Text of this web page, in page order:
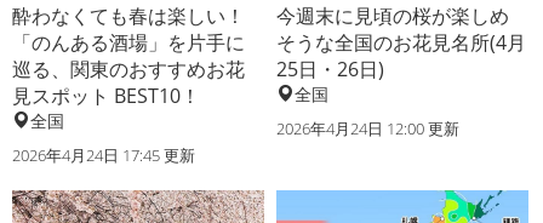
酔わなくても春は楽しい！
「のんある酒場」を片手に
巡る、関東のおすすめお花
見スポット BEST10！
全国
2026年4月24日 17:45 更新
今週末に見頃の桜が楽しめ
そうな全国のお花見名所(4月
25日・26日)
全国
2026年4月24日 12:00 更新